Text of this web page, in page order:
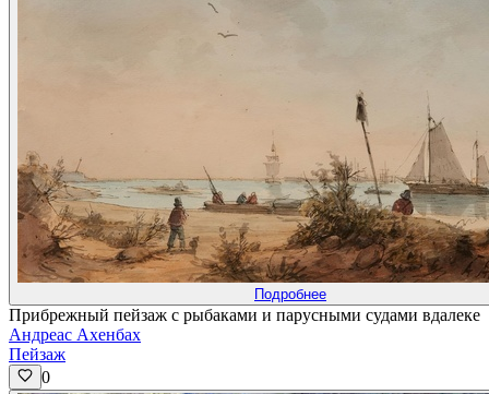
Подробнее
Прибрежный пейзаж с рыбаками и парусными судами вдалеке
Андреас Ахенбах
Пейзаж
0